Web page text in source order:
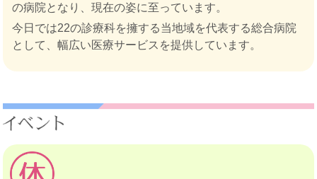
の病院となり、現在の姿に至っています。
今日では22の診療科を擁する当地域を代表する総合病院
として、幅広い医療サービスを提供しています。